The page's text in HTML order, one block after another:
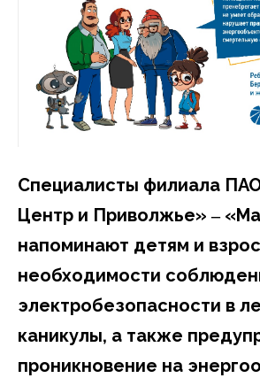
Специалисты филиала
Центр и Приволжье»‒
напоминают детям и
необходимости
электробезопасности в
каникулы, а также
проникновение на